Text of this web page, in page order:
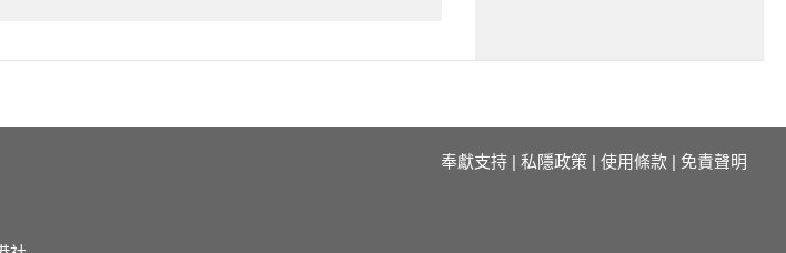
奉獻支持 | 私隱政策 | 使用條款 | 免責聲明